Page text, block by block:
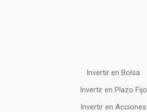
Invertir en Bolsa
Invertir en Plazo Fijo
Invertir en Acciones